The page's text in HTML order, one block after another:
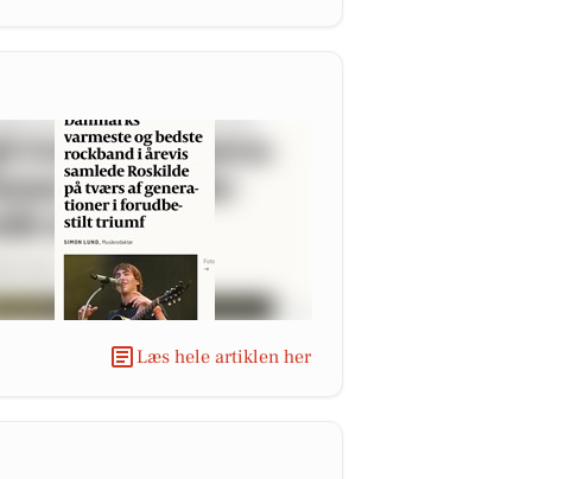
Læs hele artiklen her